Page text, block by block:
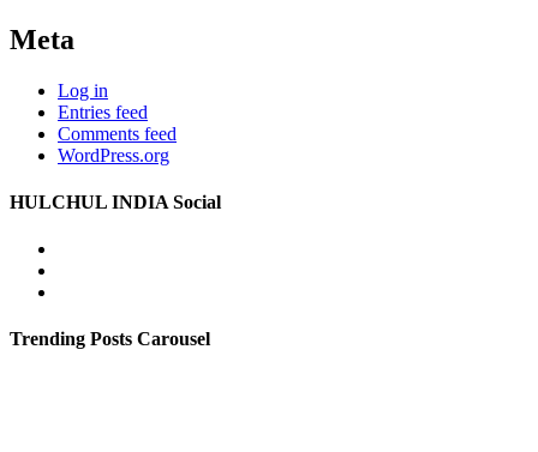
Meta
Log in
Entries feed
Comments feed
WordPress.org
HULCHUL INDIA Social
Trending Posts Carousel